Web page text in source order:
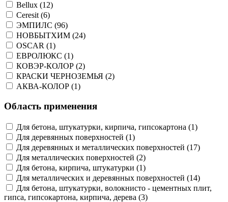
Bellux (12)
Ceresit (6)
ЭМПИЛС (96)
НОВБЫТХИМ (24)
OSCAR (1)
ЕВРОЛЮКС (1)
КОВЭР-КОЛОР (2)
КРАСКИ ЧЕРНОЗЕМЬЯ (2)
АКВА-КОЛОР (1)
Область применения
Для бетона, штукатурки, кирпича, гипсокартона (1)
Для деревянных поверхностей (1)
Для деревянных и металлических поверхностей (17)
Для металлических поверхностей (2)
Для бетона, кирпича, штукатурки (1)
Для металлических и деревянных поверхностей (14)
Для бетона, штукатурки, волокнисто - цементных плит,
гипса, гипсокартона, кирпича, дерева (3)